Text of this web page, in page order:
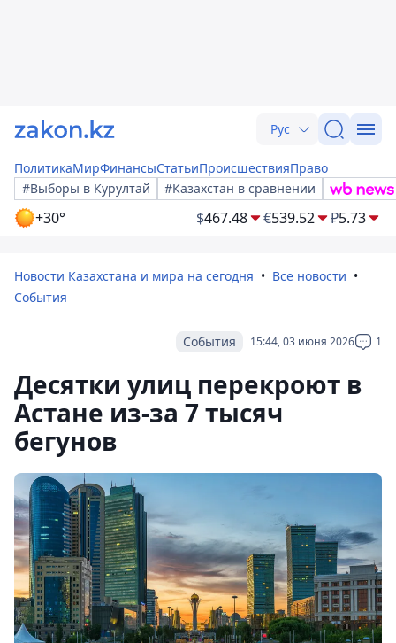
Рус
ПолитикаМирФинансыСтатьиПроисшествияПраво
#Выборы в Курултай
#Казахстан в сравнении
+30° $467.48 €539.52 ₽5.73
Новости Казахстана и мира на сегодня
Все новости
События
15:44, 03 июня 2026 1
События
Десятки улиц перекроют в
Астане из-за 7 тысяч
бегунов